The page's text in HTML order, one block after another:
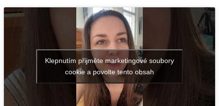
Klepnutím přijměte marketingové soubory
cookie a povolte tento obsah